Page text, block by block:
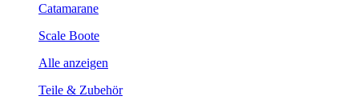
Catamarane
Scale Boote
Alle anzeigen
Teile & Zubehör